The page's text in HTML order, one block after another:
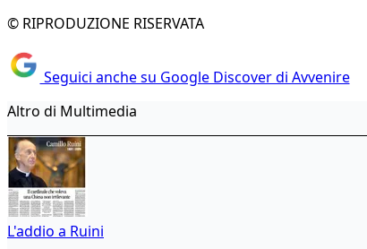
© RIPRODUZIONE RISERVATA
Seguici anche su Google Discover di Avvenire
Altro di Multimedia
L'addio a Ruini